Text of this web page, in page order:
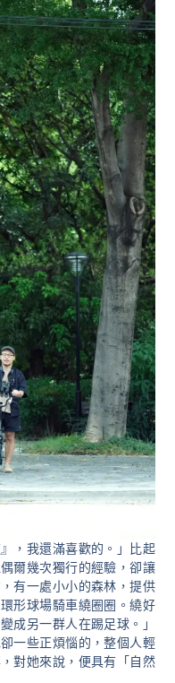
，我還滿喜歡的。」比起
爾幾次獨行的經驗，卻讓
有一處小小的森林，提供
形球場騎車繞圈圈。繞好
成另一群人在踢足球。」
一些正煩惱的，整個人輕
對她來說，便具有「自然